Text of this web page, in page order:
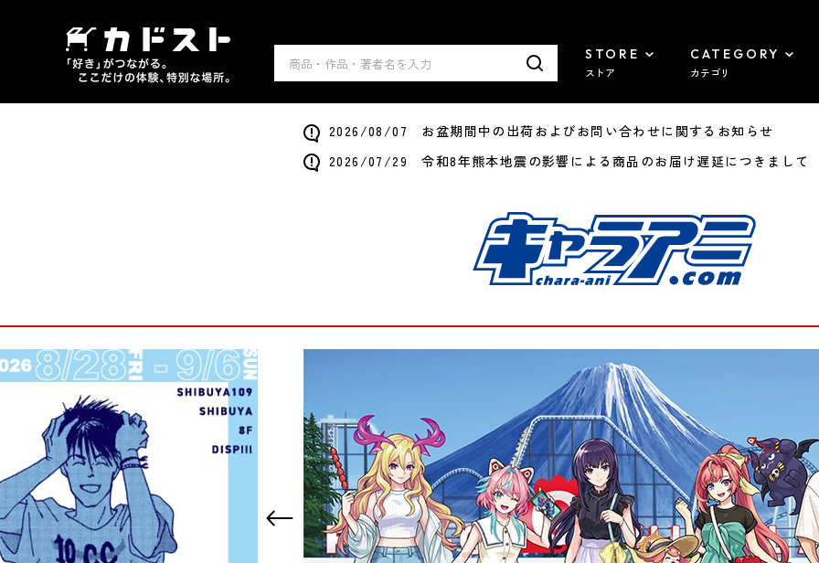
STORE
ストア
CATEGORY
カテゴリ
2026/08/07 お盆期間中の出荷およびお問い合わせに関するお知らせ
2026/07/29 令和8年熊本地震の影響による商品のお届け遅延につきまして